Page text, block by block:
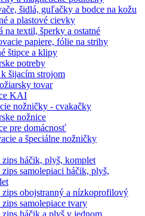
šidlá, guľačky a bodce na kožu
a plastové cievky
na textil, šperky a ostatné
papiere, fólie na strihy
štipce a klipy
potreby
šijacím strojom
tovar
KAI
nožničky - cvakačky
nožnice
pre domácnosť
a špeciálne nožničky
zips háčik, plyš, komplet
zips samolepiaci háčik, plyš,
zips obojstranný a nízkoprofilový
zips samolepiace tvary
zips háčik a plyš v jednom